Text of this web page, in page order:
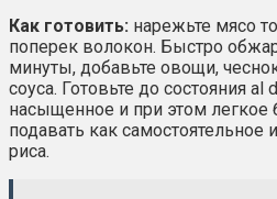
Как готовить: нарежьте мясо
поперек волокон. Быстро
минуты, добавьте овощи,
соуса. Готовьте до состояния al
насыщенное и при этом
подавать как самостоятельное
риса.